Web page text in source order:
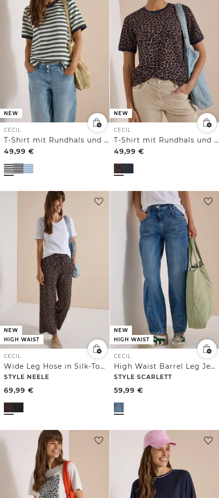
NEW
CECIL
T-Shirt mit Rundhals und Leo-Details
49,99 €
NEW
CECIL
T-Shirt mit Rundhals und Leo-Muster
49,99 €
NEW
HIGH WAIST
CECIL
Wide Leg Hose in Silk-Touch-Qualität
STYLE NEELE
69,99 €
NEW
HIGH WAIST
CECIL
High Waist Barrel Leg Jeans im Loose Fit
STYLE SCARLETT
59,99 €